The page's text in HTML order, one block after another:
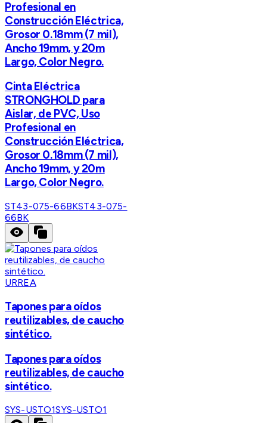
Profesional en
Construcción Eléctrica,
Grosor 0.18mm (7 mil),
Ancho 19mm, y 20m
Largo, Color Negro.
Cinta Eléctrica
STRONGHOLD para
Aislar, de PVC, Uso
Profesional en
Construcción Eléctrica,
Grosor 0.18mm (7 mil),
Ancho 19mm, y 20m
Largo, Color Negro.
ST43-075-66BKST43-075-
66BK
URREA
Tapones para oídos
reutilizables, de caucho
sintético.
Tapones para oídos
reutilizables, de caucho
sintético.
SYS-USTO1SYS-USTO1